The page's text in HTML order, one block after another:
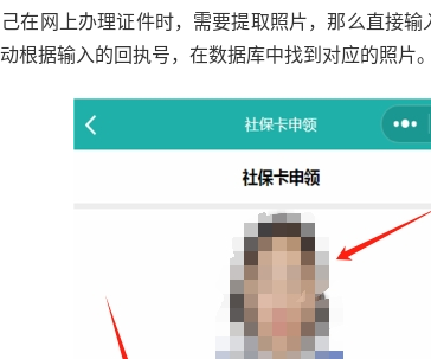
在网上办理证件时，需要提取照片，那么直接
根据输入的回执号，在数据库中找到对应的照片